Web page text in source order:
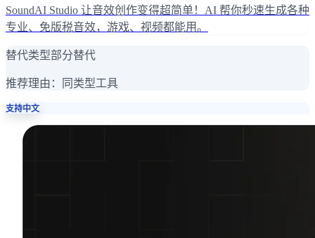
SoundAI Studio 让音效创作变得超简单！AI 帮你秒速生成各种
专业、免版税音效，游戏、视频都能用。
替代类型部分替代
推荐理由： 同类型工具
支持中文